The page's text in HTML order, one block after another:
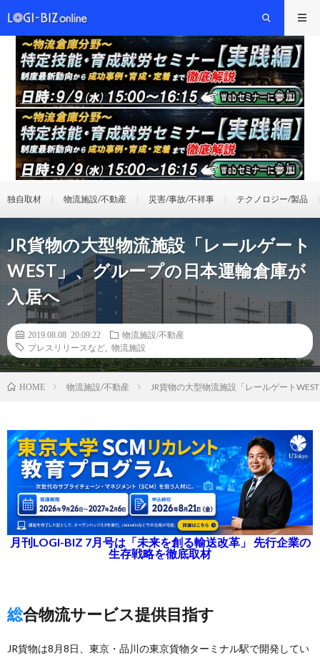
独自取材 物流施設/不動産 災害/事故/不祥事 テクノロジー/製品
JR貨物の大型物流施設「レールゲート
WEST」、グループの日本運輸倉庫が
入居へ
2019.08.08 20:09:22
物流施設/不動産
プレスリリースなど
物流施設
HOME 物流施設/不動産 JR貨物の大型物流施設「レールゲート
月刊LOGI-BIZ 7月号は「未来を創る輸送改革」 先行企業の
生存戦略を徹底取材
総合物流サービス提供目指す
JR貨物は8月8日、東京・品川の東京貨物ターミナル駅で開発してい